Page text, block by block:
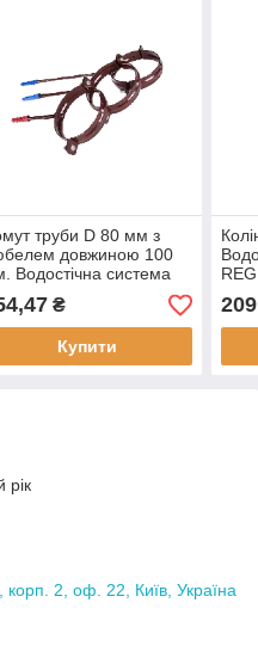
труби D 80 мм з
довжиною 100
Водостічна система
REGENAU 125
біла, графіт
₴
Купити
рік
2, оф. 22, Київ, Україна